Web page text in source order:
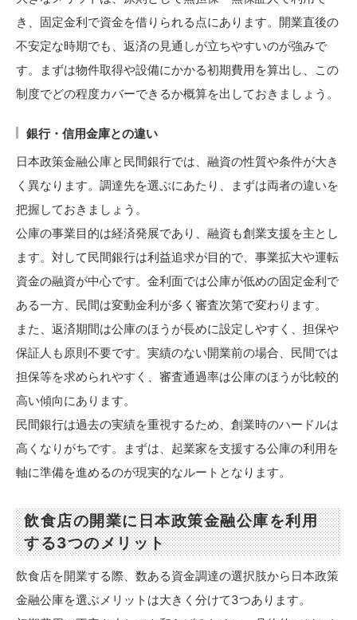
き、固定金利で資金を借りられる点にあります。開業直後の
不安定な時期でも、返済の見通しが立ちやすいのが強みで
す。まずは物件取得や設備にかかる初期費用を算出し、この
制度でどの程度カバーできるか概算を出しておきましょう。
銀行・信用金庫との違い
日本政策金融公庫と民間銀行では、融資の性質や条件が大き
く異なります。調達先を選ぶにあたり、まずは両者の違いを
把握しておきましょう。
公庫の事業目的は経済発展であり、融資も創業支援を主とし
ます。対して民間銀行は利益追求が目的で、事業拡大や運転
資金の融資が中心です。金利面では公庫が低めの固定金利で
ある一方、民間は変動金利が多く審査次第で変わります。
また、返済期間は公庫のほうが長めに設定しやすく、担保や
保証人も原則不要です。実績のない開業前の場合、民間では
担保等を求められやすく、審査通過率は公庫のほうが比較的
高い傾向にあります。
民間銀行は過去の実績を重視するため、創業時のハードルは
高くなりがちです。まずは、起業家を支援する公庫の利用を
軸に準備を進めるのが現実的なルートとなります。
飲食店の開業に日本政策金融公庫を利用
する3つのメリット
飲食店を開業する際、数ある資金調達の選択肢から日本政策
金融公庫を選ぶメリットは大きく分けて3つあります。